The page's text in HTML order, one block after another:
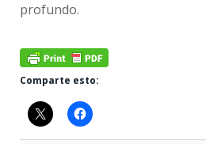
profundo.
Comparte esto: